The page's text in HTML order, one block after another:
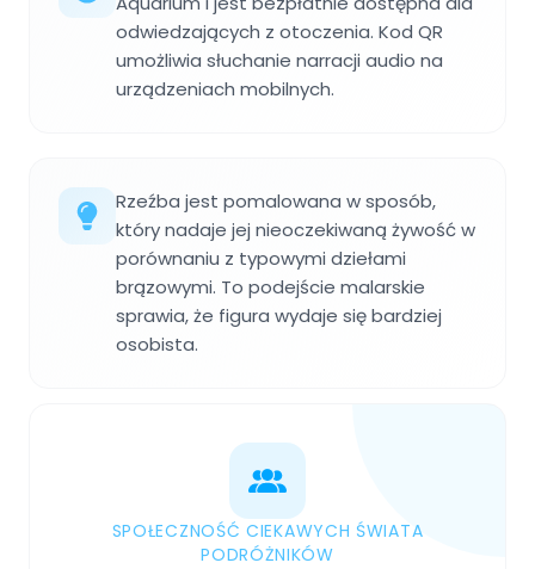
odwiedzających z otoczenia. Kod QR
umożliwia słuchanie narracji audio na
urządzeniach mobilnych.
Rzeźba jest pomalowana w sposób,
który nadaje jej nieoczekiwaną żywość w
porównaniu z typowymi dziełami
brązowymi. To podejście malarskie
sprawia, że figura wydaje się bardziej
osobista.
SPOŁECZNOŚĆ CIEKAWYCH ŚWIATA
PODRÓŻNIKÓW